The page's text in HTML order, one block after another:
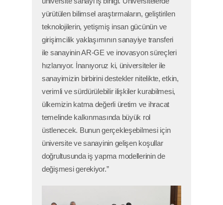
yürütülen bilimsel araştırmaların, geliştirilen
teknolojilerin, yetişmiş insan gücünün ve
girişimcilik yaklaşımının sanayiye transferi
ile sanayinin AR-GE ve inovasyon süreçleri
hızlanıyor. İnanıyoruz ki, üniversiteler ile
sanayimizin birbirini destekler nitelikte, etkin,
verimli ve sürdürülebilir ilişkiler kurabilmesi,
ülkemizin katma değerli üretim ve ihracat
temelinde kalkınmasında büyük rol
üstlenecek. Bunun gerçekleşebilmesi için
üniversite ve sanayinin gelişen koşullar
doğrultusunda iş yapma modellerinin de
değişmesi gerekiyor.”